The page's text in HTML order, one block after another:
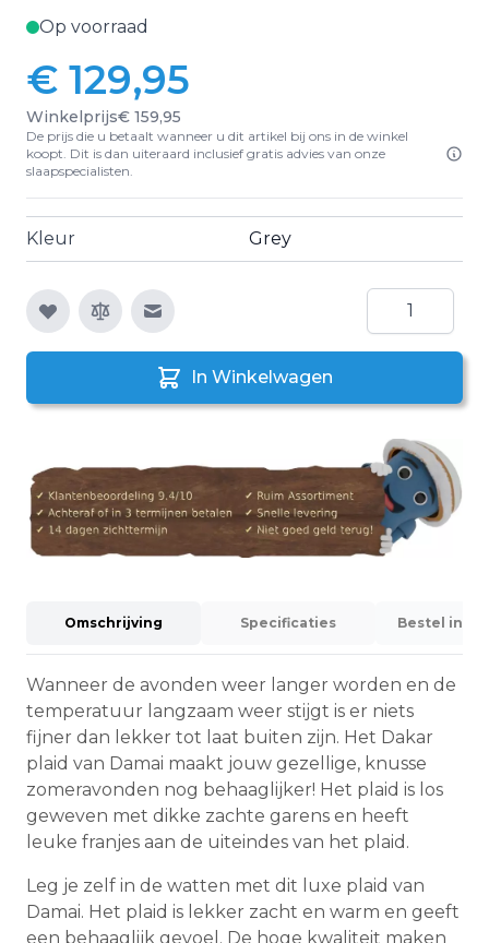
Op voorraad
€ 129,95
Winkelprijs€ 159,95
De prijs die u betaalt wanneer u dit artikel bij ons in de winkel
koopt. Dit is dan uiteraard inclusief gratis advies van onze
slaapspecialisten.
Kleur Grey
E-mail naar een vriend
Aantal
In Winkelwagen
Omschrijving Specificaties Bestel
Wanneer de avonden weer langer worden en de
temperatuur langzaam weer stijgt is er niets
fijner dan lekker tot laat buiten zijn. Het Dakar
plaid van Damai maakt jouw gezellige, knusse
zomeravonden nog behaaglijker! Het plaid is los
geweven met dikke zachte garens en heeft
leuke franjes aan de uiteindes van het plaid.
Leg je zelf in de watten met dit luxe plaid van
Damai. Het plaid is lekker zacht en warm en geeft
een behaaglijk gevoel. De hoge kwaliteit maken